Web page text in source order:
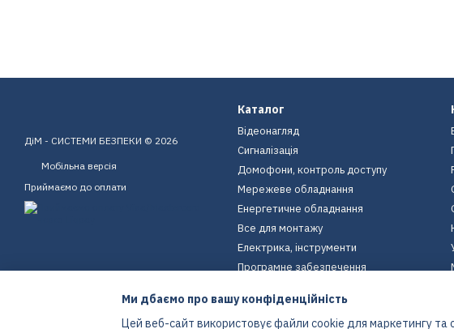
ДіМ - СИСТЕМИ БЕЗПЕКИ © 2026
Мобільна версія
Приймаємо до оплати
Каталог
Відеонагляд
Сигналізація
Домофони, контроль доступу
Мережеве обладнання
Енергетичне обладнання
Все для монтажу
Електрика, інструменти
Програмне забезпечення
Екіпірування
Енергетичне обладнання
Ми дбаємо про вашу конфіденційність
Цей веб-сайт використовує файли cookie для маркетингу та